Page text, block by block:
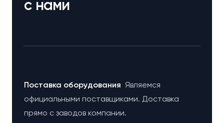
с нами
Поставка оборудования Являемся
официальными поставщиками. Доставка
прямо с заводов компании.